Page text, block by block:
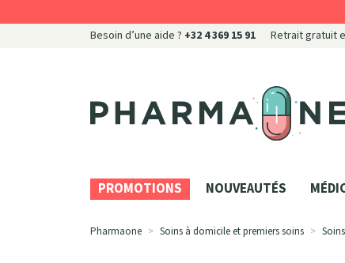
Besoin d’une aide ? +32 4 369 15 91 Retrait gratuit
Pharmaone Votre pharmacie en ligne à votre
PROMOTIONS NOUVEAUTÉS
Pharmaone Soins à domicile et premiers soins